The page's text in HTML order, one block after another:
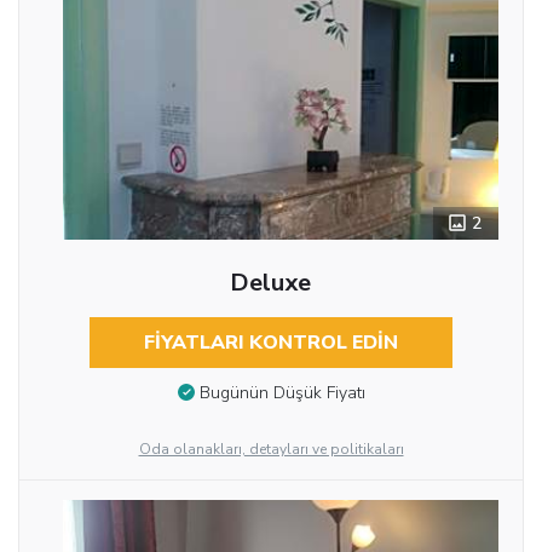
2
Deluxe
FIYATLARI KONTROL EDIN
Bugünün Düşük Fiyatı
Oda olanakları, detayları ve politikaları